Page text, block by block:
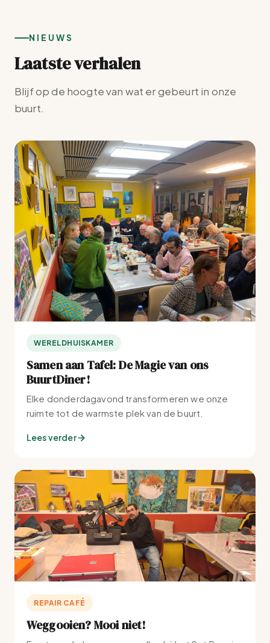
NIEUWS
Laatste verhalen
Blijf op de hoogte van wat er gebeurt in onze
buurt.
WERELDHUISKAMER
Samen aan Tafel: De Magie van ons
BuurtDiner!
Elke donderdagavond transformeren we onze
ruimte tot de warmste plek van de buurt.
Lees verder
REPAIR CAFÉ
Weggooien? Mooi niet!